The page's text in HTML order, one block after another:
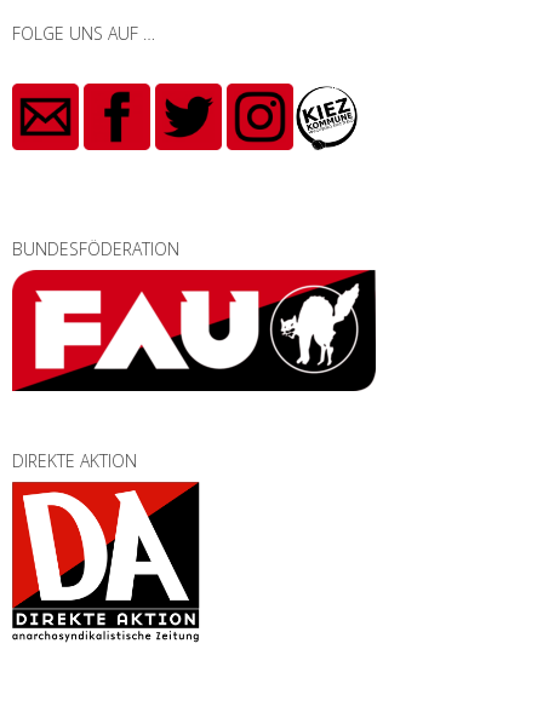
FOLGE UNS AUF …
BUNDESFÖDERATION
DIREKTE AKTION